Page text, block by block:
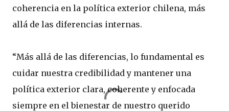
coherencia en la política exterior chilena, más
allá de las diferencias internas.
“Más allá de las diferencias, lo fundamental es
cuidar nuestra credibilidad y mantener una
política exterior clara, coherente y enfocada
siempre en el bienestar de nuestro querido